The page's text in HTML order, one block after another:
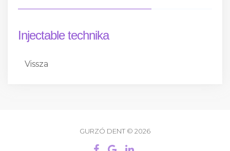
Injectable technika
Vissza
GURZÓ DENT © 2026